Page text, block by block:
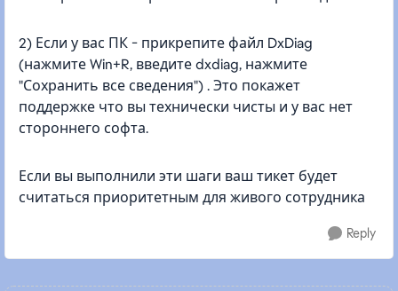
2) Если у вас ПК - прикрепите файл DxDiag
(нажмите Win+R, введите dxdiag, нажмите
"Сохранить все сведения") . Это покажет
поддержке что вы технически чисты и у вас нет
стороннего софта.
Если вы выполнили эти шаги ваш тикет будет
считаться приоритетным для живого сотрудника
Reply